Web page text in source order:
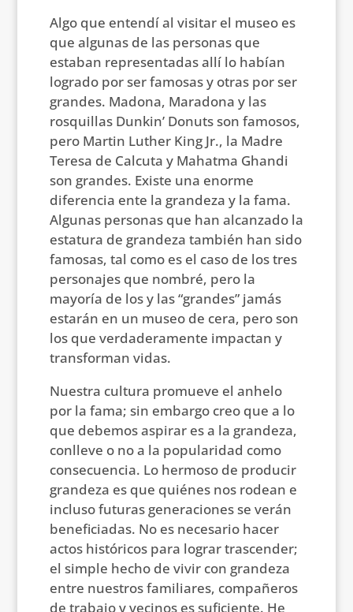
Algo que entendí al visitar el museo es
que algunas de las personas que
estaban representadas allí lo habían
logrado por ser famosas y otras por ser
grandes. Madona, Maradona y las
rosquillas Dunkin’ Donuts son famosos,
pero Martin Luther King Jr., la Madre
Teresa de Calcuta y Mahatma Ghandi
son grandes. Existe una enorme
diferencia ente la grandeza y la fama.
Algunas personas que han alcanzado la
estatura de grandeza también han sido
famosas, tal como es el caso de los tres
personajes que nombré, pero la
mayoría de los y las “grandes” jamás
estarán en un museo de cera, pero son
los que verdaderamente impactan y
transforman vidas.
Nuestra cultura promueve el anhelo
por la fama; sin embargo creo que a lo
que debemos aspirar es a la grandeza,
conlleve o no a la popularidad como
consecuencia. Lo hermoso de producir
grandeza es que quiénes nos rodean e
incluso futuras generaciones se verán
beneficiadas. No es necesario hacer
actos históricos para lograr trascender;
el simple hecho de vivir con grandeza
entre nuestros familiares, compañeros
de trabajo y vecinos es suficiente. He